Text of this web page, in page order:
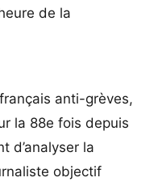
de la
anti-grèves,
la 88e fois depuis
d’analyser la
objectif